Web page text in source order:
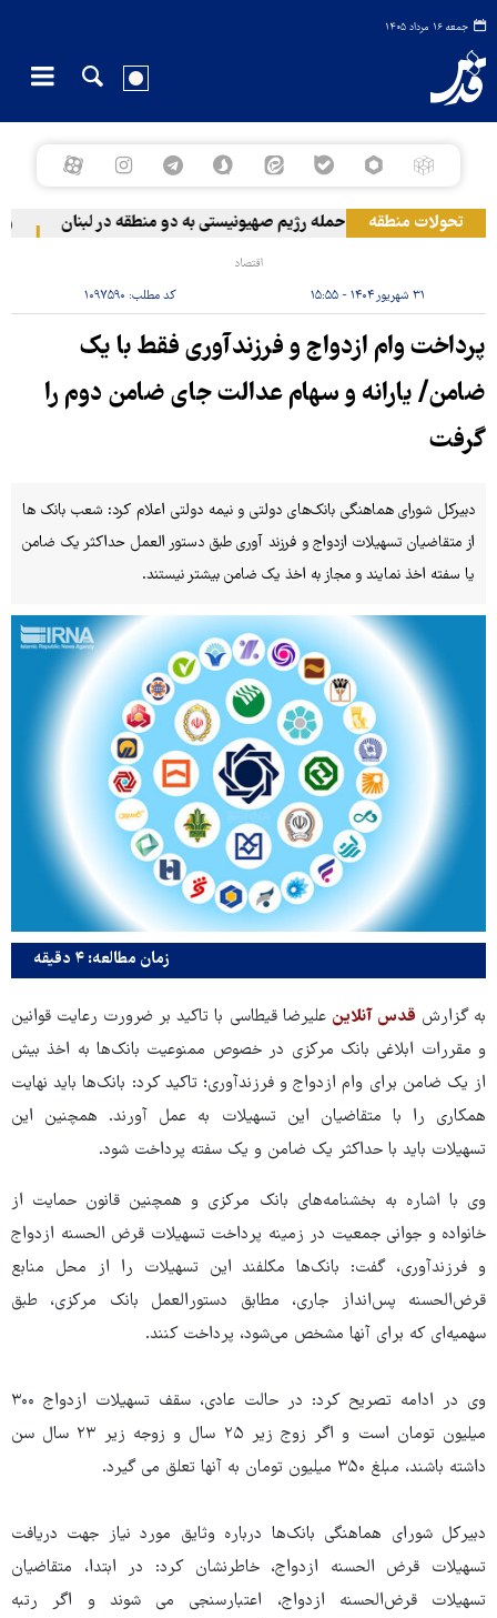
جمعه ۱۶ مرداد ۱۴۰۵
تحولات منطقه حمله رژیم صهیونیستی به دو منطقه در لبنان
اقتصاد
۳۱ شهریور ۱۴۰۴ - ۱۵:۵۵ کد مطلب: ۱۰۹۷۵۹۰
پرداخت وام ازدواج و فرزندآوری فقط با یک
ضامن/ یارانه و سهام عدالت جای ضامن دوم را
گرفت
دبیرکل شورای هماهنگی بانک‌های دولتی و نیمه دولتی اعلام کرد: شعب بانک ها
از متقاضیان تسهیلات ازدواج و فرزند آوری طبق دستور العمل حداکثر یک ضامن
یا سفته اخذ نمایند و مجاز به اخذ یک ضامن بیشتر نیستند.
زمان مطالعه: ۴ دقیقه
به گزارش قدس آنلاین علیرضا قیطاسی با تاکید بر ضرورت رعایت قوانین
و مقررات ابلاغی بانک مرکزی در خصوص ممنوعیت بانک‌ها به اخذ بیش
از یک ضامن برای وام ازدواج و فرزندآوری؛ تاکید کرد: بانک‌ها باید نهایت
همکاری را با متقاضیان این تسهیلات به عمل آورند. همچنین این
تسهیلات باید با حداکثر یک ضامن و یک سفته پرداخت شود.
وی با اشاره به بخشنامه‌های بانک مرکزی و همچنین قانون حمایت از
خانواده و جوانی جمعیت در زمینه پرداخت تسهیلات قرض الحسنه ازدواج
و فرزندآوری، گفت: بانک‌ها مکلفند این تسهیلات را از محل منابع
قرض‌الحسنه پس‌انداز جاری، مطابق دستورالعمل بانک مرکزی، طبق
سهمیه‌ای که برای آنها مشخص می‌شود، پرداخت کنند.
وی در ادامه تصریح کرد: در حالت عادی، سقف تسهیلات ازدواج ۳۰۰
میلیون تومان است و اگر زوج زیر ۲۵ سال و زوجه زیر ۲۳ سال سن
داشته باشند، مبلغ ۳۵۰ میلیون تومان به آنها تعلق می گیرد.
دبیرکل شورای هماهنگی بانک‌ها درباره وثایق مورد نیاز جهت دریافت
تسهیلات قرض الحسنه ازدواج، خاطرنشان کرد: در ابتدا، متقاضیان
تسهیلات قرض‌الحسنه ازدواج، اعتبارسنجی می شوند و اگر رتبه